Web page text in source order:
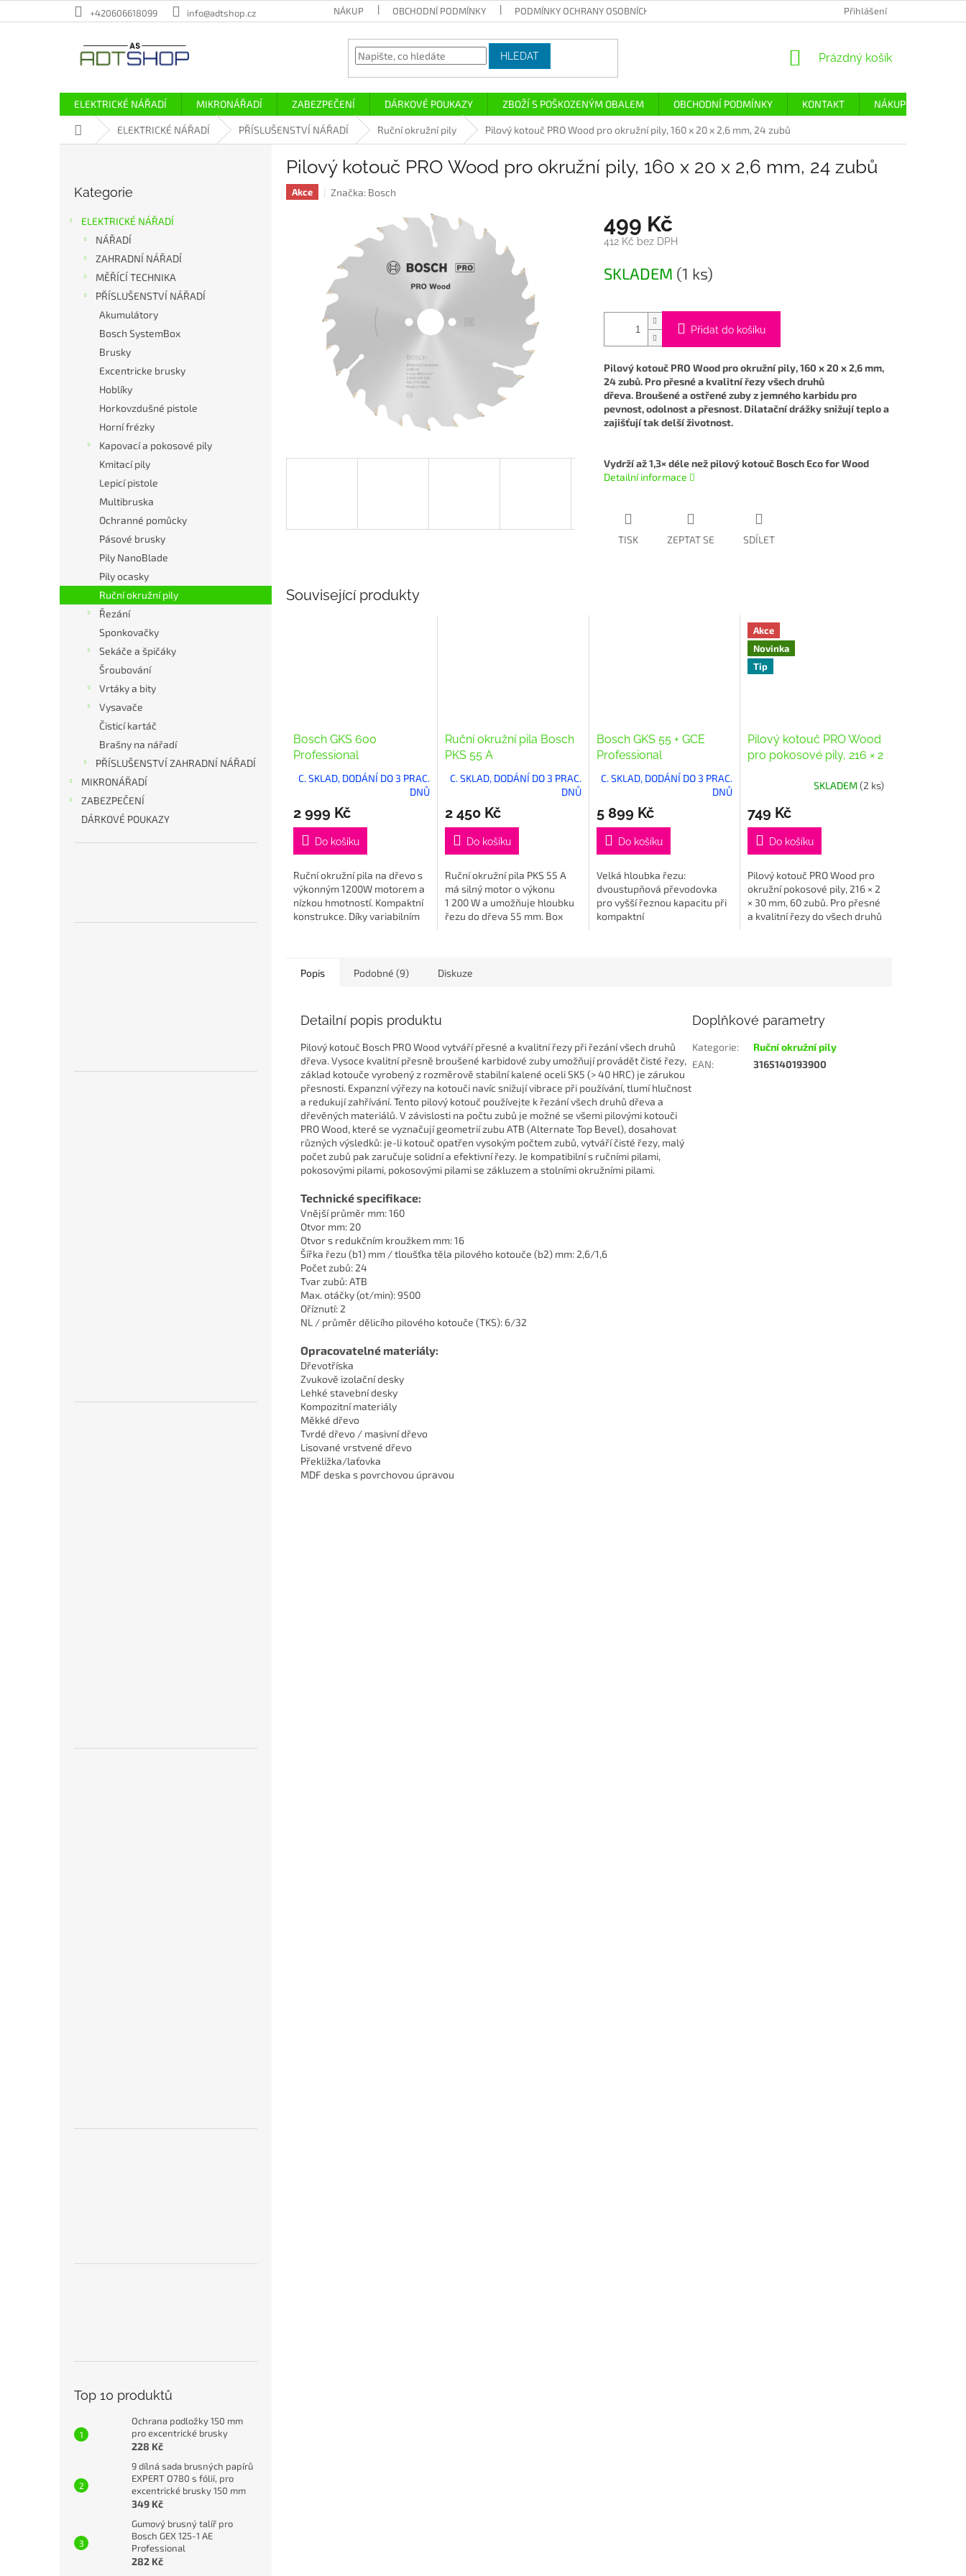
na
+420606618099 info@adtshop.cz NÁKUP OBCHODNÍ PODMÍNKY PODMÍNKY OCHRANY OSOBNÍCH ÚDAJŮ Přihlášení
HLEDAT
NÁKUPNÍ
Prázdný košík
ELEKTRICKÉ NÁŘADÍ MIKRONÁŘADÍ ZABEZPEČENÍ DÁRKOVÉ POUKAZY ZBOŽÍ S POŠKOZENÝM OBALEM OBCHODNÍ PODMÍNKY KONTAKT NÁKUP
Domů ELEKTRICKÉ NÁŘADÍ PŘÍSLUŠENSTVÍ NÁŘADÍ Ruční okružní pily Pilový kotouč PRO Wood pro okružní pily, 160 x 20 x 2,6 mm, 24 zubů
kategorie
Kategorie
ELEKTRICKÉ NÁŘADÍ
NÁŘADÍ
ZAHRADNÍ NÁŘADÍ
MĚŘÍCÍ TECHNIKA
PŘÍSLUŠENSTVÍ NÁŘADÍ
Akumulátory
Bosch SystemBox
Brusky
Excentricke brusky
Hoblíky
Horkovzdušné pistole
Horní frézky
Kapovací a pokosové pily
Kmitací pily
Lepicí pistole
Multibruska
Ochranné pomůcky
Pásové brusky
Pily NanoBlade
Pily ocasky
Ruční okružní pily
Řezání
Sponkovačky
Sekáče a špičáky
Šroubování
Vrtáky a bity
Vysavače
Čisticí kartáč
Brašny na nářadí
PŘÍSLUŠENSTVÍ ZAHRADNÍ NÁŘADÍ
MIKRONÁŘADÍ
ZABEZPEČENÍ
DÁRKOVÉ POUKAZY
Top 10 produktů
Ochrana podložky 150 mm
pro excentrické brusky
228 Kč
9 dílná sada brusných papírů
EXPERT O780 s fólií, pro
excentrické brusky 150 mm
349 Kč
Gumový brusný talíř pro
Bosch GEX 125-1 AE
Professional
282 Kč
Pilový kotouč PRO Wood pro okružní pily, 160 x 20 x 2,6 mm, 24 zubů
Akce Značka: Bosch
499 Kč
412 Kč bez DPH
cena:
SKLADEM (1 ks)
Přidat do košíku
Pilový kotouč PRO Wood pro okružní pily, 160 x 20 x 2,6 mm,
24 zubů. Pro přesné a kvalitní řezy všech druhů
dřeva. Broušené a ostřené zuby z jemného karbidu pro
pevnost, odolnost a přesnost. Dilatační drážky snižují teplo a
zajišťují tak delší životnost.
Vydrží až 1,3× déle než pilový kotouč Bosch Eco for Wood
Detailní informace
TISK ZEPTAT SE SDÍLET
Související produkty
Bosch GKS 600
Professional
C. SKLAD, DODÁNÍ DO 3 PRAC.
DNŮ
2 999 Kč
Do košíku
Ruční okružní pila na dřevo s
výkonným 1200W motorem a
nízkou hmotností. Kompaktní
konstrukce. Díky variabilním
Ruční okružní pila Bosch
PKS 55 A
C. SKLAD, DODÁNÍ DO 3 PRAC.
DNŮ
2 450 Kč
Do košíku
Ruční okružní pila PKS 55 A
má silný motor o výkonu
1 200 W a umožňuje hloubku
řezu do dřeva 55 mm. Box
Bosch GKS 55 + GCE
Professional
C. SKLAD, DODÁNÍ DO 3 PRAC.
DNŮ
5 899 Kč
Do košíku
Velká hloubka řezu:
dvoustupňová převodovka
pro vyšší řeznou kapacitu při
kompaktní
Akce
Novinka
Tip
Pilový kotouč PRO Wood
pro pokosové pily, 216 × 2
SKLADEM(2 ks)
749 Kč
Do košíku
Pilový kotouč PRO Wood pro
okružní pokosové pily, 216 × 2
× 30 mm, 60 zubů. Pro přesné
a kvalitní řezy do všech druhů
Popis Podobné (9) Diskuze
Detailní popis produktu
Pilový kotouč Bosch PRO Wood vytváří přesné a kvalitní řezy při řezání všech druhů
dřeva. Vysoce kvalitní přesně broušené karbidové zuby umožňují provádět čisté řezy,
základ kotouče vyrobený z rozměrově stabilní kalené oceli SK5 (> 40 HRC) je zárukou
přesnosti. Expanzní výřezy na kotouči navíc snižují vibrace při používání, tlumí hlučnost
a redukují zahřívání. Tento pilový kotouč používejte k řezání všech druhů dřeva a
dřevěných materiálů. V závislosti na počtu zubů je možné se všemi pilovými kotouči
PRO Wood, které se vyznačují geometrií zubu ATB (Alternate Top Bevel), dosahovat
různých výsledků: je-li kotouč opatřen vysokým počtem zubů, vytváří čisté řezy, malý
počet zubů pak zaručuje solidní a efektivní řezy. Je kompatibilní s ručními pilami,
pokosovými pilami, pokosovými pilami se zákluzem a stolními okružními pilami.
Technické specifikace:
Vnější průměr mm: 160
Otvor mm: 20
Otvor s redukčním kroužkem mm: 16
Šířka řezu (b1) mm / tloušťka těla pilového kotouče (b2) mm: 2,6/1,6
Počet zubů: 24
Tvar zubů: ATB
Max. otáčky (ot/min): 9500
Oříznutí: 2
NL / průměr dělicího pilového kotouče (TKS): 6/32
Opracovatelné materiály:
Dřevotříska
Zvukově izolační desky
Lehké stavební desky
Kompozitní materiály
Měkké dřevo
Tvrdé dřevo / masivní dřevo
Lisované vrstvené dřevo
Překližka/laťovka
MDF deska s povrchovou úpravou
Doplňkové parametry
Kategorie:
Ruční okružní pily
EAN: 3165140193900